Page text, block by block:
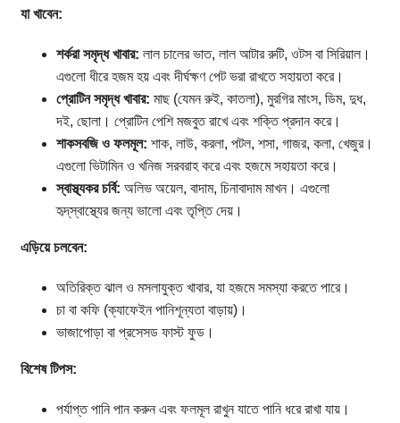
যা খাবেন:
শর্করা সমৃদ্ধ খাবার: লাল চালের ভাত, লাল আটার রুটি, ওটস বা সিরিয়াল।
এগুলো ধীরে হজম হয় এবং দীর্ঘক্ষণ পেট ভরা রাখতে সহায়তা করে।
প্রোটিন সমৃদ্ধ খাবার: মাছ (যেমন রুই, কাতলা), মুরগির মাংস, ডিম, দুধ,
দই, ছোলা। প্রোটিন পেশি মজবুত রাখে এবং শক্তি প্রদান করে।
শাকসবজি ও ফলমূল: শাক, লাউ, করলা, পটল, শসা, গাজর, কলা, খেজুর।
এগুলো ভিটামিন ও খনিজ সরবরাহ করে এবং হজমে সহায়তা করে।
স্বাস্থ্যকর চর্বি: অলিভ অয়েল, বাদাম, চিনাবাদাম মাখন। এগুলো
হৃদ্‌স্বাস্থ্যের জন্য ভালো এবং তৃপ্তি দেয়।
এড়িয়ে চলবেন:
অতিরিক্ত ঝাল ও মসলাযুক্ত খাবার, যা হজমে সমস্যা করতে পারে।
চা বা কফি (ক্যাফেইন পানিশূন্যতা বাড়ায়)।
ভাজাপোড়া বা প্রসেসড ফাস্ট ফুড।
বিশেষ টিপস:
পর্যাপ্ত পানি পান করুন এবং ফলমূল রাখুন যাতে পানি ধরে রাখা যায়।